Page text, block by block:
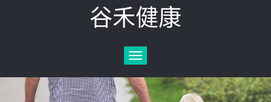
谷禾健康
Toggle
navigation